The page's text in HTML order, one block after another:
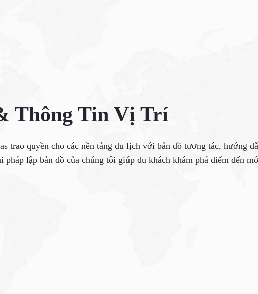
Thông Tin Vị Trí
trao quyền cho các nền tảng du lịch với bản đồ tương tác, hướng
pháp lập bản đồ của chúng tôi giúp du khách khám phá điểm đến